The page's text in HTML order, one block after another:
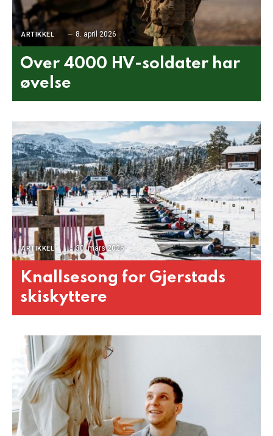
ARTIKKEL 8. april 2026
Over 4000 HV-soldater har
øvelse
ARTIKKEL 30. mars 2026
Knallsesong for Gjerstads
skiskyttere